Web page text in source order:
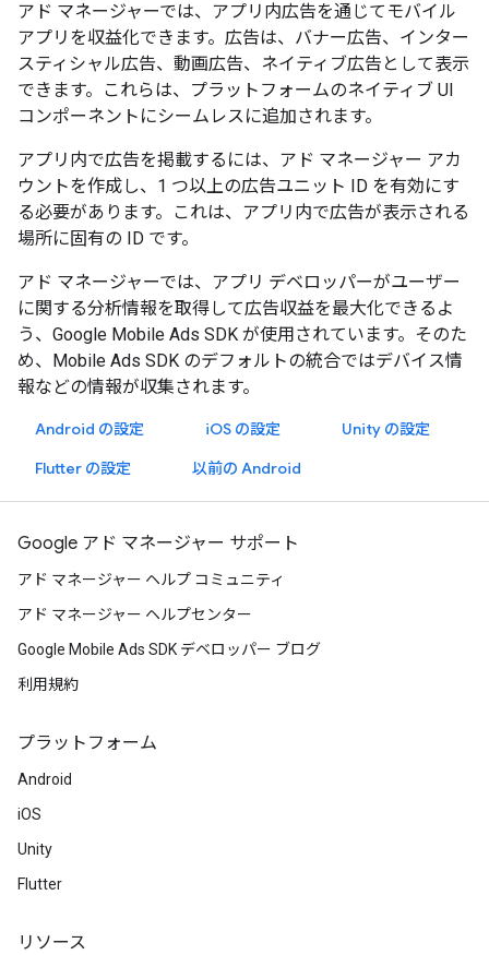
アド マネージャーでは、アプリ内広告を通じてモバイル
アプリを収益化できます。広告は、バナー広告、インター
スティシャル広告、動画広告、ネイティブ広告として表示
できます。これらは、プラットフォームのネイティブ UI
コンポーネントにシームレスに追加されます。
アプリ内で広告を掲載するには、アド マネージャー アカ
ウントを作成し、1 つ以上の広告ユニット ID を有効にす
る必要があります。これは、アプリ内で広告が表示される
場所に固有の ID です。
アド マネージャーでは、アプリ デベロッパーがユーザー
に関する分析情報を取得して広告収益を最大化できるよ
う、Google Mobile Ads SDK が使用されています。そのた
め、Mobile Ads SDK のデフォルトの統合ではデバイス情
報などの情報が収集されます。
Android の設定 iOS の設定
Unity の設定
Flutter の設定
以前の Android
Google アド マネージャー サポート
アド マネージャー ヘルプ コミュニティ
アド マネージャー ヘルプセンター
Google Mobile Ads SDK デベロッパー ブログ
利用規約
プラットフォーム
Android
iOS
Unity
Flutter
リソース